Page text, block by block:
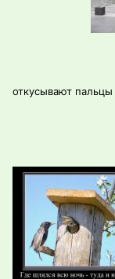
откусывают пальцы